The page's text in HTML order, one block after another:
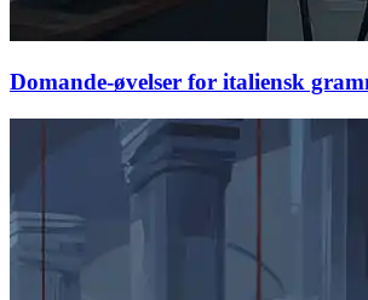
Domande-øvelser for italiensk